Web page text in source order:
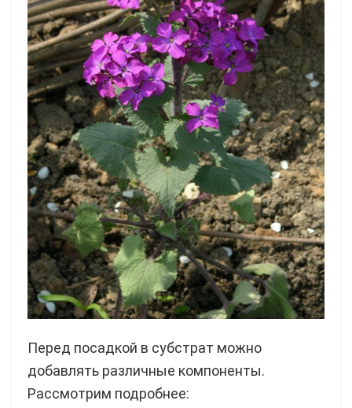
Перед посадкой в субстрат можно
добавлять различные компоненты.
Рассмотрим подробнее: